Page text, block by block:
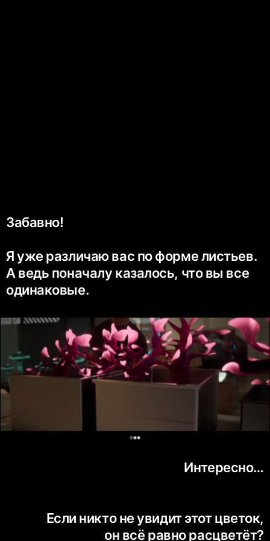
Забавно!
Я уже различаю вас по форме листьев.
А ведь поначалу казалось, что вы все
одинаковые.
Интересно…
Если никто не увидит этот цветок,
он всё равно расцветёт?